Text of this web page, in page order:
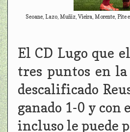
Seoane, Lazo, Muñiz, Vieira, Morente, Pite
El CD Lugo que
tres puntos en
descalificado
ganado 1-0 y con
incluso le puede